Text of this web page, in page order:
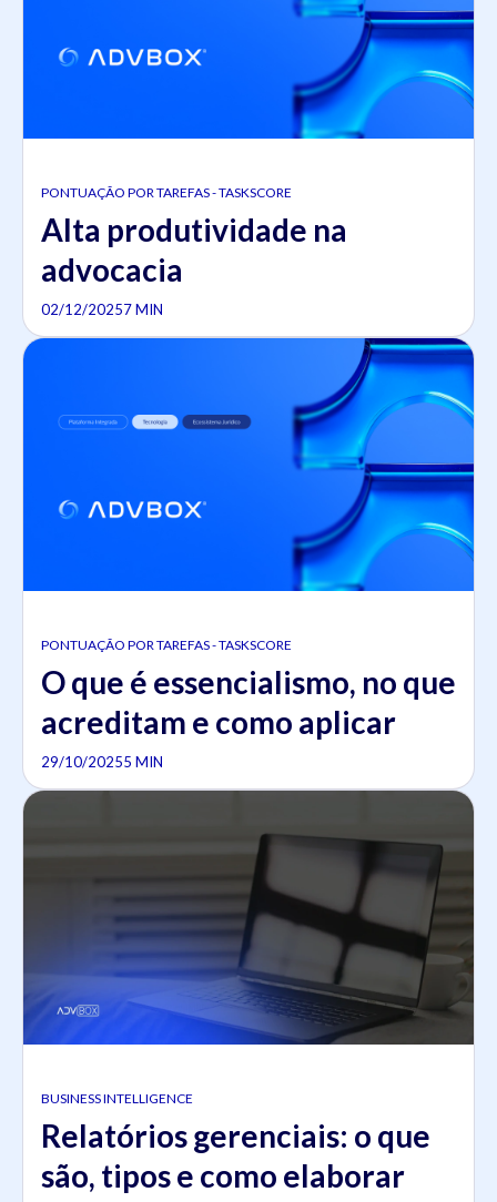
PONTUAÇÃO POR TAREFAS - TASKSCORE
Alta produtividade na
advocacia
02/12/20257 MIN
PONTUAÇÃO POR TAREFAS - TASKSCORE
O que é essencialismo​, no que
acreditam e como aplicar
29/10/20255 MIN
BUSINESS INTELLIGENCE
Relatórios gerenciais: o que
são, tipos e como elaborar